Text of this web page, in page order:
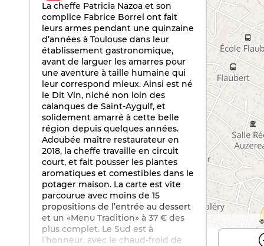
La cheffe Patricia Nazoa et son
complice Fabrice Borrel ont fait
leurs armes pendant une quinzaine
d’années à Toulouse dans leur
établissement gastronomique,
avant de larguer les amarres pour
une aventure à taille humaine qui
leur correspond mieux. Ainsi est né
le Dit Vin, niché non loin des
calanques de Saint-Aygulf, et
solidement amarré à cette belle
région depuis quelques années.
Adoubée maître restaurateur en
2018, la cheffe travaille en circuit
court, et fait pousser les plantes
aromatiques et comestibles dans le
potager maison. La carte est vite
parcourue avec moins de 15
propositions de l’entrée au dessert
et un «Menu Tradition» à 37 € des
plus complet. Le Sud est à
l’honneur, avec le chaud-froid de